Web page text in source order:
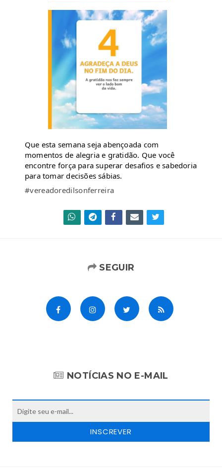
Que esta semana seja abençoada com
momentos de alegria e gratidão. Que você
encontre força para superar desafios e sabedoria
para tomar decisões sábias.
#vereadoredilsonferreira
SEGUIR
NOTÍCIAS NO E-MAIL